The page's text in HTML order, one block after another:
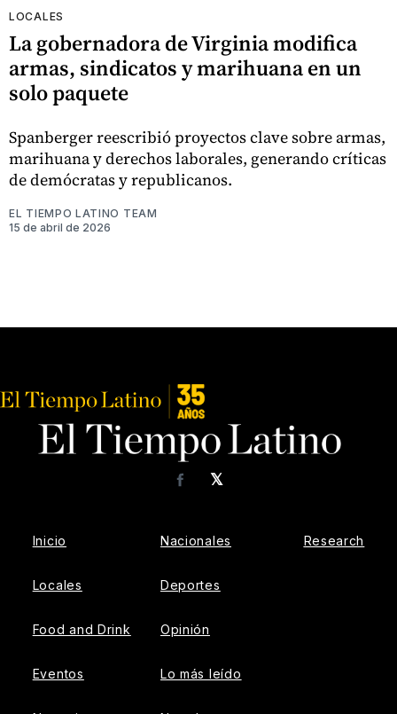
LOCALES
La gobernadora de Virginia modifica
armas, sindicatos y marihuana en un
solo paquete
Spanberger reescribió proyectos clave sobre armas,
marihuana y derechos laborales, generando críticas
de demócratas y republicanos.
EL TIEMPO LATINO TEAM
15 de abril de 2026
𝕏
Facebook
Inicio
Locales
Food and Drink
Eventos
Nacionales
Deportes
Opinión
Lo más leído
Research